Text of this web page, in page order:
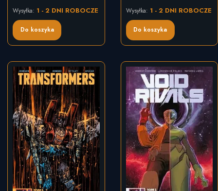
Do koszyka
Wysyłka: 1 - 2 DNI ROBOCZE
Do koszyka
Wysyłka: 1 - 2 DNI ROBOCZE